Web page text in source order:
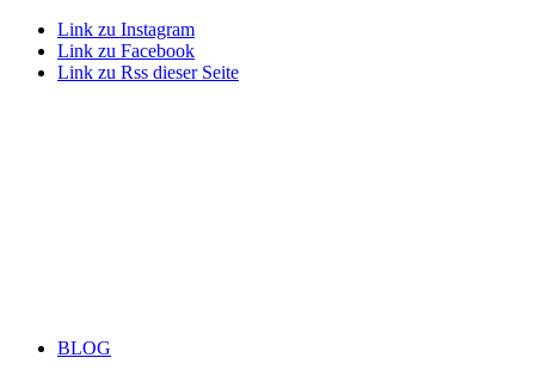
Link zu Instagram
Link zu Facebook
Link zu Rss dieser Seite
BLOG